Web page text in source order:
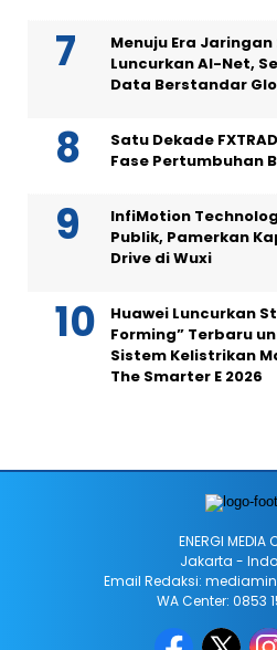
Menuju Era Jaringan
Luncurkan AI-Net,
Data Berstandar
Satu Dekade
Fase Pertumbuhan
InfiMotion
Publik, Pamerkan
Drive di Wuxi
Huawei Luncurkan
Forming” Terbaru
Sistem Kelistrikan
The Smarter E 2026
ENERGI MEDIA
Jakarta -
Email Redaksi:
WA Center: 0853